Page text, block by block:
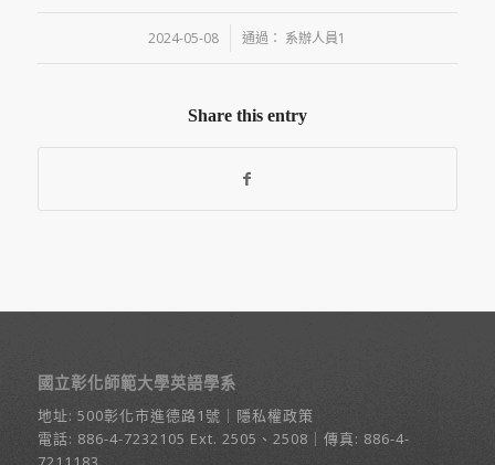
2024-05-08
/ 通過： 系辦人員1
Share this entry
國立彰化師範大學英語學系
地址: 500彰化市進德路1號 ｜ 隱私權政策
電話: 886-4-7232105 Ext. 2505、2508｜傳真: 886-4-